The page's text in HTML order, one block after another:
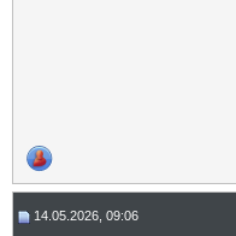
14.05.2026, 09:06